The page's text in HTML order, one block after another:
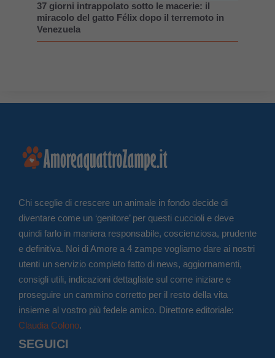
37 giorni intrappolato sotto le macerie: il
miracolo del gatto Félix dopo il terremoto in
Venezuela
Chi sceglie di crescere un animale in fondo decide di
diventare come un ‘genitore’ per questi cuccioli e deve
quindi farlo in maniera responsabile, coscienziosa, prudente
e definitiva. Noi di Amore a 4 zampe vogliamo dare ai nostri
utenti un servizio completo fatto di news, aggiornamenti,
consigli utili, indicazioni dettagliate sul come iniziare e
proseguire un cammino corretto per il resto della vita
insieme al vostro più fedele amico. Direttore editoriale:
Claudia Colono.
SEGUICI